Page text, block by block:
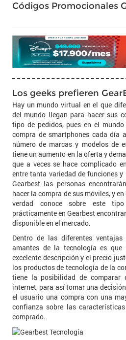
Códigos Promocionales
Los geeks prefieren
Hay un mundo virtual en el que
del mundo llegan para hacer sus
tipo de pedidos, pues en el
compra de smartphones cada día
número de marcas y modelos de
tiene un aumento en la oferta y
que a veces se hace complicado
entre tanta variedad de funciones y
Gearbest las personas
hacer la compra de sus móviles, y
verdad conoce sobre este
prácticamente en Gearbest
disponible en el mercado.
Dentro de las diferentes
amantes de la tecnología es
excelente descripción y el precio
los productos de tecnología de la
tiene la posibilidad de comparar
internet, para así tomar una
el usuario una compra con una
confianza sobre las
comprado.